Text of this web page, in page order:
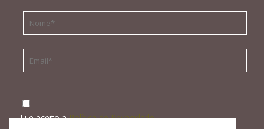
Li e aceito aPolítica de Privacidade